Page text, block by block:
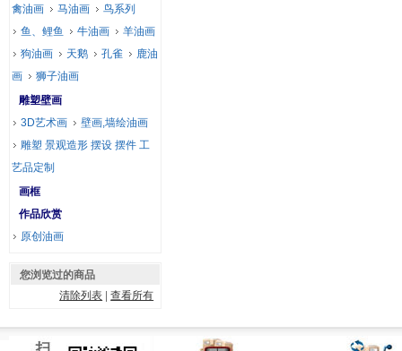
禽油画
马油画
鸟系列
鱼、鲤鱼
牛油画
羊油画
狗油画
天鹅 孔雀
鹿油
画
狮子油画
雕塑壁画
3D艺术画
壁画,墙绘油画
雕塑 景观造形 摆设 摆件 工
艺品定制
画框
作品欣赏
原创油画
您浏览过的商品
清除列表 |查看所有